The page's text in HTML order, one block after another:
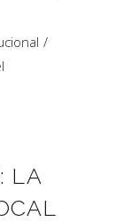
LA